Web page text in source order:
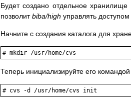
Будет создано отдельное
позволитbiba/high управлять
Начните с создания каталога для
# mkdir /usr/home/cvs
Теперь инициализируйте его командой
# cvs -d /usr/home/cvs init